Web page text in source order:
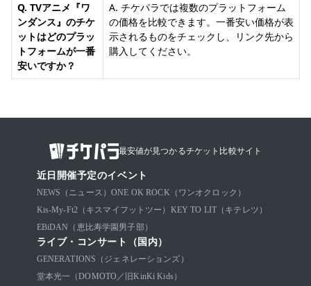
Q. TVアニメ『ワ
ンダンス』のチケ
ットはどのプラッ
トフォームが一番
安いですか？
A. チケパラでは複数のプラットフォーム
の価格を比較できます。一番安い価格が表
示されるものをチェックし、リンク先から
購入してください。
最安値が見つかるチケット比較サイト
近日開催予定のイベント
NEWS（ニュース） ONE OK ROCK（ワンオクロック）
Kis-My-Ft2（キスマイフットツー） KEY TO LIT（キテレツ）
EBiDAN（恵比寿学園男子部）
ライブ・コンサート（国内）
GENERATIONS（ジェネレーションズ）
堂本光一（DOMOTO／旧KinKi Kids）